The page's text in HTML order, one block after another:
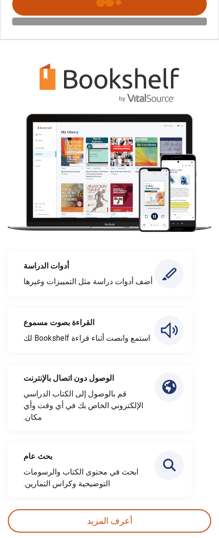
أدوات الدراسة
أضف أدوات دراسة مثل التمييزات وغيرها
القراءة بصوت مسموع
استمع وانصت أثناء قراءة Bookshelf لك
الوصول دون اتصال بالإنترنت
قم بالوصول إلى الكتاب الدراسي
الإلكتروني الخاص بك في أي وقت وأي
مكان.
بحث عام
ابحث في محتوى الكتاب والرسومات
التوضيحية وكراس التمارين.
أعرف المزيد